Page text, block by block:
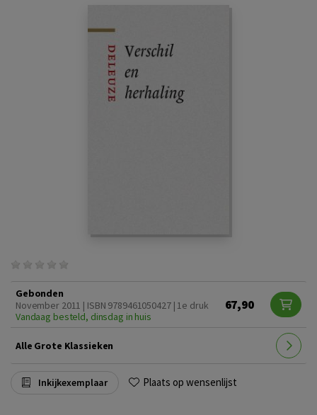
Gebonden
November 2011 | ISBN 9789461050427 | 1e druk
Vandaag besteld, dinsdag in huis
67,90
Alle Grote Klassieken
Inkijkexemplaar Plaats op wensenlijst